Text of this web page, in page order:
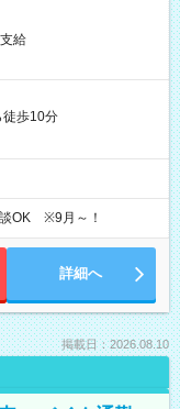
給
徒歩10分
OK ※9月～！
詳細へ
掲載日：2026.08.10